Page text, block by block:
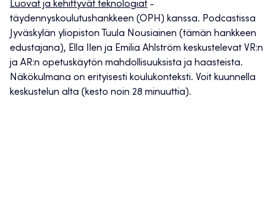
Luovat ja kehittyvät teknologiat -
täydennyskoulutushankkeen (OPH) kanssa. Podcastissa
Jyväskylän yliopiston Tuula Nousiainen (tämän hankkeen
edustajana), Ella Ilen ja Emilia Ahlström keskustelevat VR:n
ja AR:n opetuskäytön mahdollisuuksista ja haasteista.
Näkökulmana on erityisesti koulukonteksti. Voit kuunnella
keskustelun alta (kesto noin 28 minuuttia).